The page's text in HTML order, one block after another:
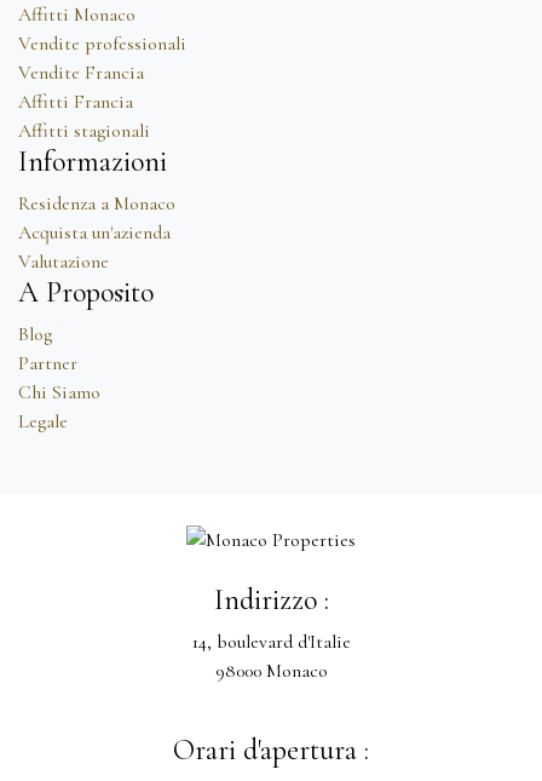
Affitti Monaco
Vendite professionali
Vendite Francia
Affitti Francia
Affitti stagionali
Informazioni
Residenza a Monaco
Acquista un'azienda
Valutazione
A Proposito
Blog
Partner
Chi Siamo
Legale
Indirizzo :
14, boulevard d'Italie
98000 Monaco
Orari d'apertura :